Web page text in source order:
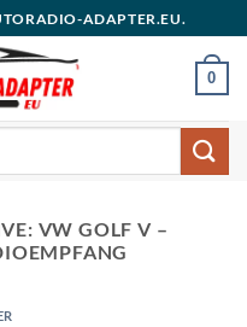
ADAPTER.EU.
0
VW GOLF V –